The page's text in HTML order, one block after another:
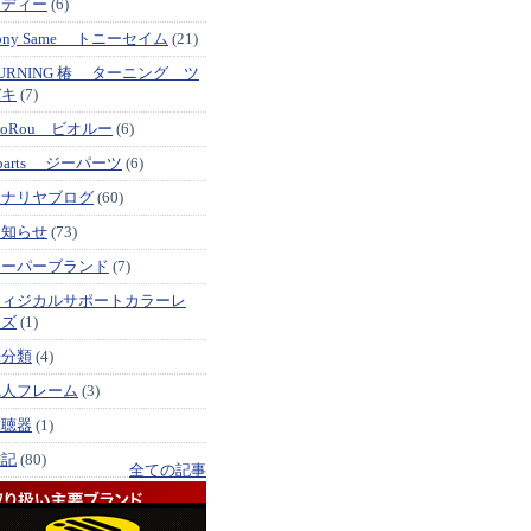
ィー (6)
Same トニーセイム (21)
椿 ターニング ツ
(7)
ビオルー (6)
ジーパーツ (6)
リヤブログ (60)
らせ (73)
パーブランド (7)
ジカルサポートカラーレ
(1)
類 (4)
フレーム (3)
器 (1)
(80)
全ての記事